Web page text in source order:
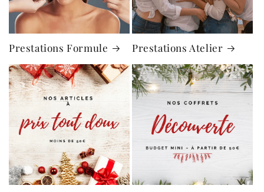
Prestations Formule Prestations Atelier